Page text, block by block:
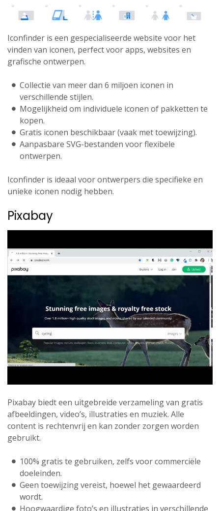
Iconfinder is een gespecialiseerde website voor het
vinden van iconen, perfect voor apps, websites en
grafische ontwerpen.
Collectie van meer dan 6 miljoen iconen in
verschillende stijlen.
Mogelijkheid om individuele iconen of pakketten te
kopen.
Gratis iconen beschikbaar (vaak met toewijzing).
Aanpasbare SVG-bestanden voor flexibele
ontwerpen.
Iconfinder is ideaal voor ontwerpers die specifieke en
unieke iconen nodig hebben.
Pixabay
Pixabay biedt een uitgebreide verzameling van gratis
afbeeldingen, video’s, illustraties en muziek. Alle
content is rechtenvrij en kan zonder zorgen worden
gebruikt.
100% gratis te gebruiken, zelfs voor commerciële
doeleinden.
Geen toewijzing vereist, hoewel het gewaardeerd
wordt.
Hoogwaardige foto’s en illustraties in verschillende